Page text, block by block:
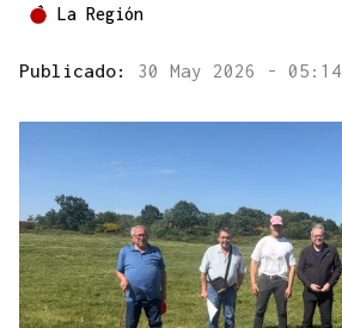
La Región
Publicado: 30 May 2026 - 05:14